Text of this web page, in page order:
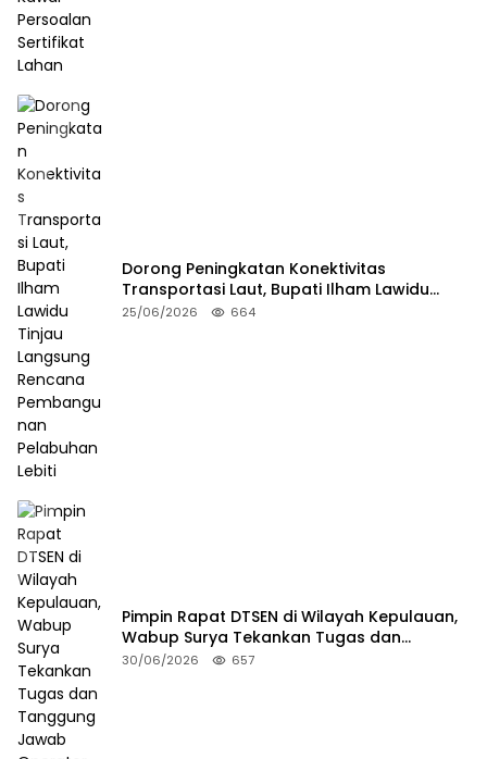
Dorong Peningkatan Konektivitas
Transportasi Laut, Bupati Ilham Lawidu
Tinjau Langsung Rencana Pembangunan
25/06/2026 664
Pimpin Rapat DTSEN di Wilayah Kepulauan,
Wabup Surya Tekankan Tugas dan
Tanggung Jawab Operator
30/06/2026 657